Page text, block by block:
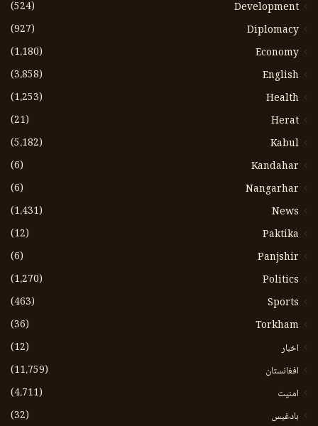
Development
(524)
Diplomacy
(927)
Economy
(1،180)
English
(3،858)
Health
(1،253)
Herat
(21)
Kabul
(5،182)
Kandahar
(6)
Nangarhar
(6)
News
(1،431)
Paktika
(12)
Panjshir
(6)
Politics
(1،270)
Sports
(463)
Torkham
(36)
اخبار
(12)
افغانستان
(11،759)
امنیت
(4،711)
بادغیس
(32)